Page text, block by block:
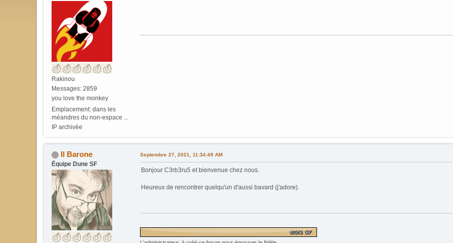
Rakinou
Messages: 2859
you love the monkey
Emplacement: dans les
méandres du non-espace ...
IP archivée
Il Barone
Équipe Dune SF
Septembre 27, 2021, 11:34:49 AM
Bonjour C3rb3ru5 et bienvenue chez nous.
Heureux de rencontrer quelqu'un d'aussi bavard (j'adore).